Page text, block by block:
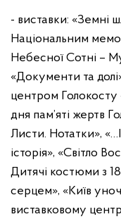
- виставки: «Земні
Національним
Небесної Сотні –
«Документи та
центром
дня пам’яті жертв
Листи. Нотатки»,
історія», «Світло
Дитячі костюми з
серцем», «Київ
виставковому